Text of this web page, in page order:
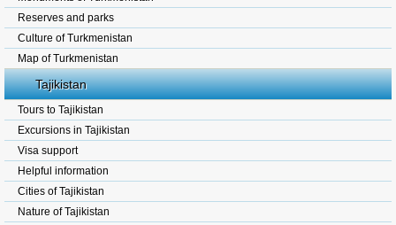
Reserves and parks
Culture of Turkmenistan
Map of Turkmenistan
Tajikistan
Tours to Tajikistan
Excursions in Tajikistan
Visa support
Helpful information
Cities of Tajikistan
Nature of Tajikistan